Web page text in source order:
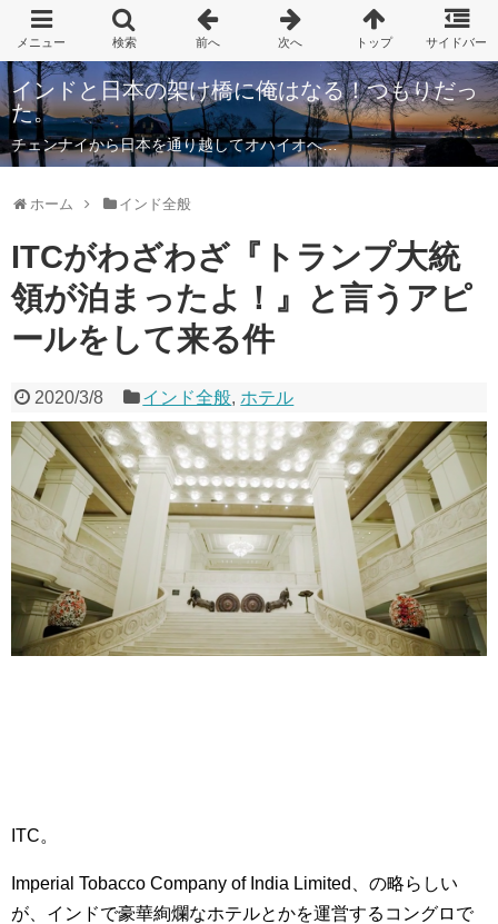
インドと日本の架け橋に俺はなる！つもりだっ
た。
チェンナイから日本を通り越してオハイオへ…
ホーム インド全般
ITCがわざわざ『トランプ大統
領が泊まったよ！』と言うアピ
ールをして来る件
2020/3/8 インド全般, ホテル
ITC。
Imperial Tobacco Company of India Limited、の略らしい
が、インドで豪華絢爛なホテルとかを運営するコングロで